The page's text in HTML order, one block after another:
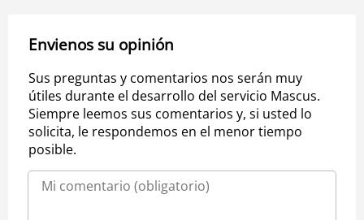
Envienos su opinión
Sus preguntas y comentarios nos serán muy
útiles durante el desarrollo del servicio Mascus.
Siempre leemos sus comentarios y, si usted lo
solicita, le respondemos en el menor tiempo
posible.